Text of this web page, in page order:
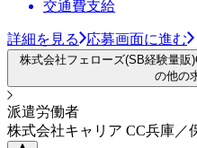
交通費支給
詳細を見る 応募画面に進む
株式会社フェローズ(SB経験量販
の他の
派遣労働者
株式会社キャリア CC兵庫／